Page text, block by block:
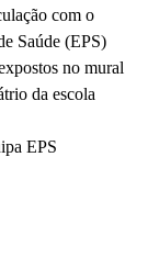
com o
Saúde (EPS)
no mural
da escola
EPS